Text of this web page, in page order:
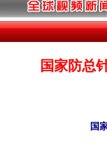
国家防总
国